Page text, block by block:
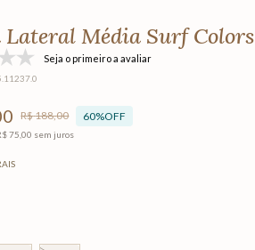
Lateral Média Surf Colors
Seja o primeiro a avaliar
R$188,00 60%OFF
75 ,00 sem juros